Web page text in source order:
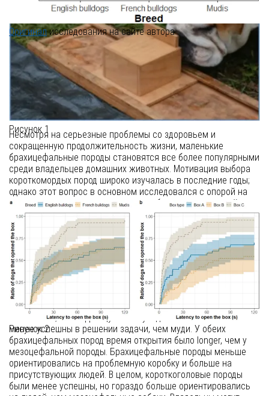
Рисунок 1
Рисунок 2
Оригиналисследования на сайте автора
Разница в решении задач между
брахицефальными и мезоцефальными
породами собак свидетельствует о
педоморфизме в поведении
Несмотря на серьезные проблемы со здоровьем и
сокращенную продолжительность жизни, маленькие
брахицефальные породы становятся все более популярными
среди владельцев домашних животных. Мотивация выбора
короткомордых пород широко изучалась в последние годы;
однако этот вопрос в основном исследовался с опорой на
отчеты владельцев, что привело к объяснениям «милой
внешности» (отсылка к феномену бэби-схемы) и «поведения,
хорошо подходящего для companionship». Мы стремились
сравнить поведение двух брахицефальных (английский и
французский бульдоги) и одной мезоцефальной (муди)
породы в контексте решения задач. Собакам давали задание
открыть коробки с пищевым вознаграждением. Мы
исследовали элементы поведения, направленного на
человека, в связи с успехом и латентностью (показателями
мотивации и способности). Мы обнаружили, что как
английские, так и французские бульдоги были значительно
менее успешны в решении задачи, чем муди. У обеих
брахицефальных пород время открытия было longer, чем у
мезоцефальной породы. Брахицефальные породы меньше
ориентировались на проблемную коробку и больше на
присутствующих людей. В целом, короткоголовые породы
были менее успешны, но гораздо больше ориентировались